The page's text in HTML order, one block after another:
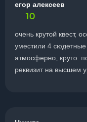
егор алексеев
10
очень крутой квест,
уместили 4
атмосферно, круто.
реквизит на высшем